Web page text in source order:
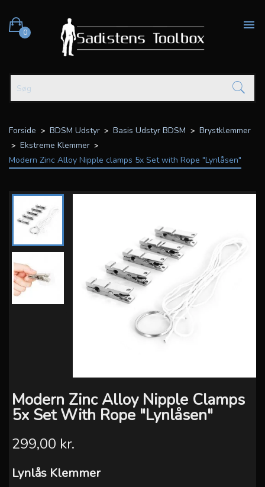
0

Forside BDSM Udstyr Basis Udstyr BDSM
Brystklemmer
Ekstreme Klemmer
Modern Zinc Alloy Nipple clamps 5x Set with Rope "Lynlåsen"
Modern Zinc Alloy Nipple Clamps
5x Set With Rope "Lynlåsen"
299,00 kr.
Lynlås Klemmer